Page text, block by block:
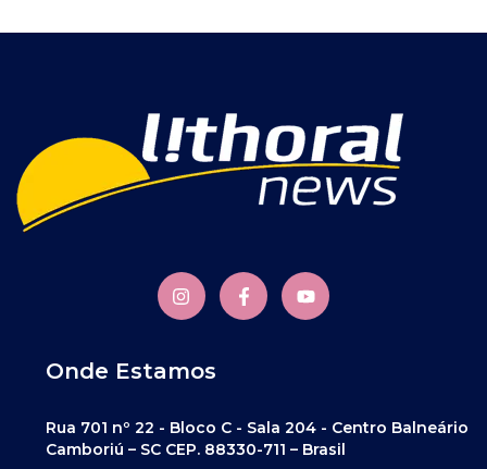
Onde Estamos
Rua 701 nº 22 - Bloco C - Sala 204 - Centro Balneário
Camboriú – SC CEP. 88330-711 – Brasil